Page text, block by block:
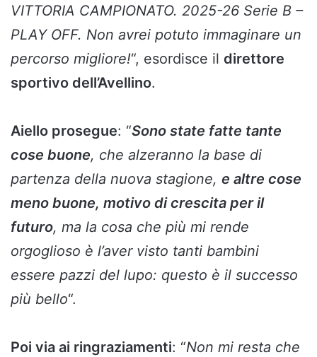
VITTORIA CAMPIONATO. 2025-26 Serie B –
PLAY OFF. Non avrei potuto immaginare un
percorso migliore!“, esordisce il direttore
sportivo dell’Avellino.
Aiello prosegue: “Sono state fatte tante
cose buone, che alzeranno la base di
partenza della nuova stagione, e altre cose
meno buone, motivo di crescita per il
futuro, ma la cosa che più mi rende
orgoglioso è l’aver visto tanti bambini
essere pazzi del lupo: questo è il successo
più bello“.
Poi via ai ringraziamenti: “Non mi resta che